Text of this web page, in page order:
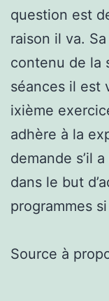
question est
raison il va.
contenu de la
séances il est
ixième
adhère à la
demande s’il
dans le but
programmes
Source à